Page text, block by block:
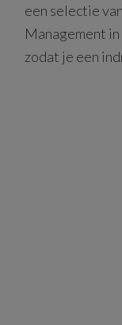
een selectie
Management
zodat je een